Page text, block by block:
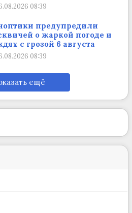
08:39
предупредили
о жаркой погоде и
с грозой 6 августа
08:39
ещё